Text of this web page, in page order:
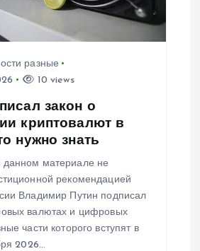
разные
10 views
закон о
криптовалют в
нужно знать
материале не
рекомендацией
Владимир Путин подписал
валютах и цифровых
части которого вступят в
2026…